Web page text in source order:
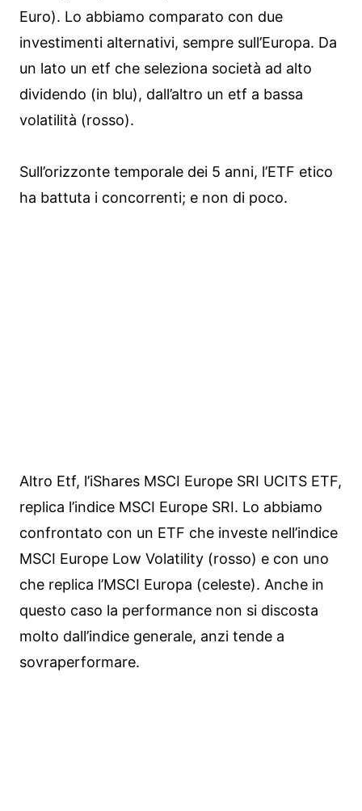
Euro). Lo abbiamo comparato con due
investimenti alternativi, sempre sull’Europa. Da
un lato un etf che seleziona società ad alto
dividendo (in blu), dall’altro un etf a bassa
volatilità (rosso).
Sull’orizzonte temporale dei 5 anni, l’ETF etico
ha battuta i concorrenti; e non di poco.
Altro Etf, l’iShares MSCI Europe SRI UCITS ETF,
replica l’indice MSCI Europe SRI. Lo abbiamo
confrontato con un ETF che investe nell’indice
MSCI Europe Low Volatility (rosso) e con uno
che replica l’MSCI Europa (celeste). Anche in
questo caso la performance non si discosta
molto dall’indice generale, anzi tende a
sovraperformare.